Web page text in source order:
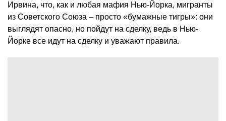
Ирвина, что, как и любая мафия Нью-Йорка, мигранты
из Советского Союза – просто «бумажные тигры»: они
выглядят опасно, но пойдут на сделку, ведь в Нью-
Йорке все идут на сделку и уважают правила.